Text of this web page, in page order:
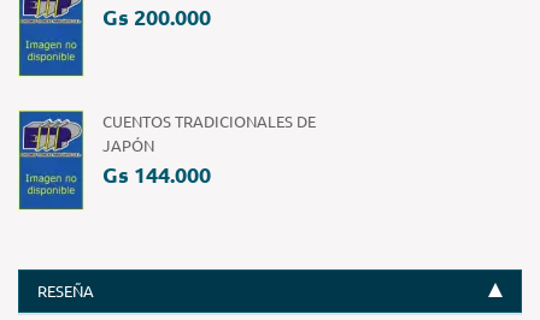
Gs 200.000
CUENTOS TRADICIONALES DE
JAPÓN
Gs 144.000
RESEÑA